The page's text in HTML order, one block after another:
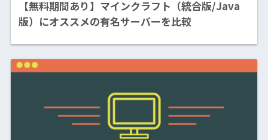
【無料期間あり】マインクラフト（統合版/Java
版）にオススメの有名サーバーを比較